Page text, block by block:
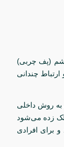
چشم (پف چربی)
چندانی
به روش داخلی
زده می‌شود
برای افرادی